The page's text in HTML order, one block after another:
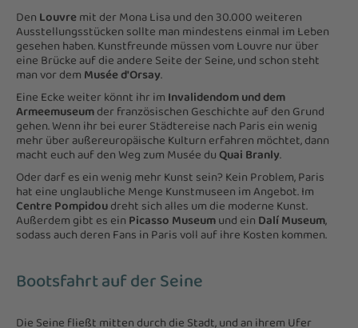
Den Louvremit der Mona Lisa und den 30.000 weiteren
Ausstellungsstücken sollte man mindestens einmal im Leben
gesehen haben. Kunstfreunde müssen vom Louvre nur über
eine Brücke auf die andere Seite der Seine, und schon steht
man vor dem Musée d'Orsay.
Eine Ecke weiter könnt ihr im Invalidendom und dem
Armeemuseumder französischen Geschichte auf den Grund
gehen. Wenn ihr bei eurer Städtereise nach Paris ein wenig
mehr über außereuropäische Kulturn erfahren möchtet, dann
macht euch auf den Weg zum Musée du Quai Branly.
Oder darf es ein wenig mehr Kunst sein? Kein Problem, Paris
hat eine unglaubliche Menge Kunstmuseen im Angebot. Im
Centre Pompidoudreht sich alles um die moderne Kunst.
Außerdem gibt es ein Picasso Museumund ein Dalí Museum,
sodass auch deren Fans in Paris voll auf ihre Kosten kommen.
Bootsfahrt auf der Seine
Die Seine fließt mitten durch die Stadt, und an ihrem Ufer